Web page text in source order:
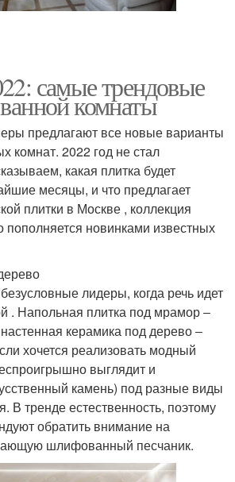
самые трендовые
комнаты
предлагают все новые варианты
комнат. 2022 год не стал
какая плитка будет
месяцы, и что предлагает
плитки в Москве , коллекция
пополняется новинками известных
лидеры, когда речь идет
. Напольная плитка под мрамор ‒
керамика под дерево ‒
хочется реализовать модный
выглядит и
камень) под разные виды
В тренде естественность, поэтому
обратить внимание на
шлифованный песчаник.